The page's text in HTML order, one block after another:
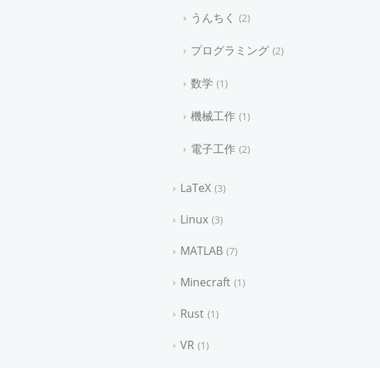
うんちく 2
プログラミング 2
数学 1
機械工作 1
電子工作 2
LaTeX 3
Linux 3
MATLAB 7
Minecraft 1
Rust 1
VR 1